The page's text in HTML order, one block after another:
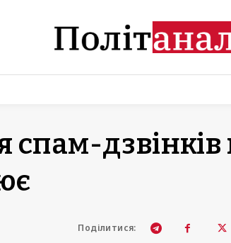
дзвінків
Поділитися: